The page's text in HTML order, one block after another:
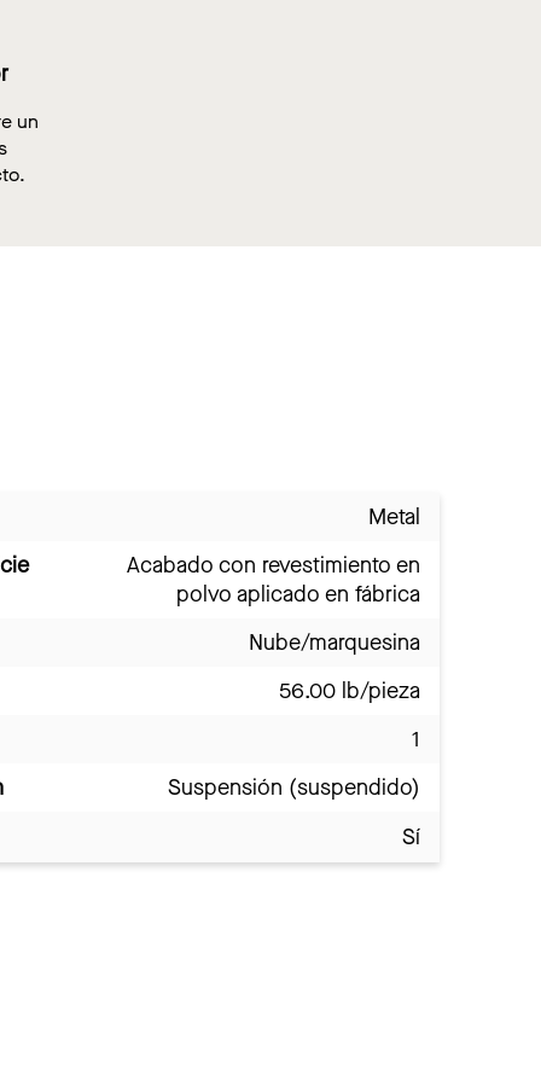
un
Metal
Acabado con revestimiento en
polvo aplicado en fábrica
Nube/marquesina
56.00 lb/pieza
1
Suspensión (suspendido)
Sí